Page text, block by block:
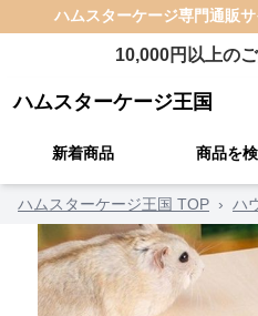
ハムスターケージ専門通販サ
10,000円以上の
ハムスターケージ王国
新着商品 商品を
ハムスターケージ王国 TOP › ハ